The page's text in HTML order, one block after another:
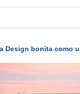
Design bonita como